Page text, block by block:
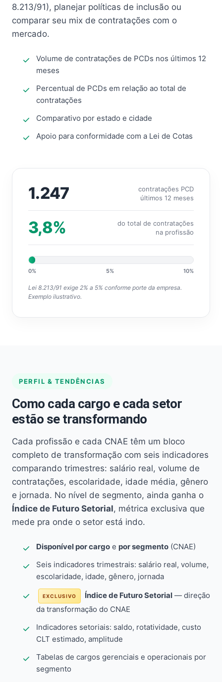
8.213/91), planejar políticas de inclusão ou
comparar seu mix de contratações com o
mercado.
Volume de contratações de PCDs nos últimos 12
meses
Percentual de PCDs em relação ao total de
contratações
Comparativo por estado e cidade
Apoio para conformidade com a Lei de Cotas
1.247
contratações PCD
últimos 12 meses
3,8%
do total de contratações
na profissão
0% 5% 10%
Lei 8.213/91 exige 2% a 5% conforme porte da empresa.
Exemplo ilustrativo.
PERFIL & TENDÊNCIAS
Como cada cargo e cada setor
estão se transformando
Cada profissão e cada CNAE têm um bloco
completo de transformação com seis indicadores
comparando trimestres: salário real, volume de
contratações, escolaridade, idade média, gênero
e jornada. No nível de segmento, ainda ganha o
Índice de Futuro Setorial, métrica exclusiva que
mede pra onde o setor está indo.
Disponível por cargo e por segmento (CNAE)
Seis indicadores trimestrais: salário real, volume,
escolaridade, idade, gênero, jornada
EXCLUSIVO Índice de Futuro Setorial — direção
da transformação do CNAE
Indicadores setoriais: saldo, rotatividade, custo
CLT estimado, amplitude
Tabelas de cargos gerenciais e operacionais por
segmento